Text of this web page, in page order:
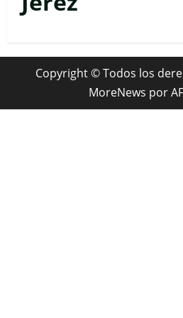
Copyright © Todos los
MoreNews por